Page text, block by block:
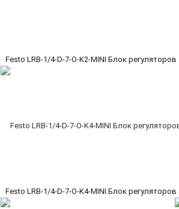
Festo LRB-1/4-D-7-O-K2-MINI Блок регуляторов
Festo LRB-1/4-D-7-O-K4-MINI Блок регуляторов